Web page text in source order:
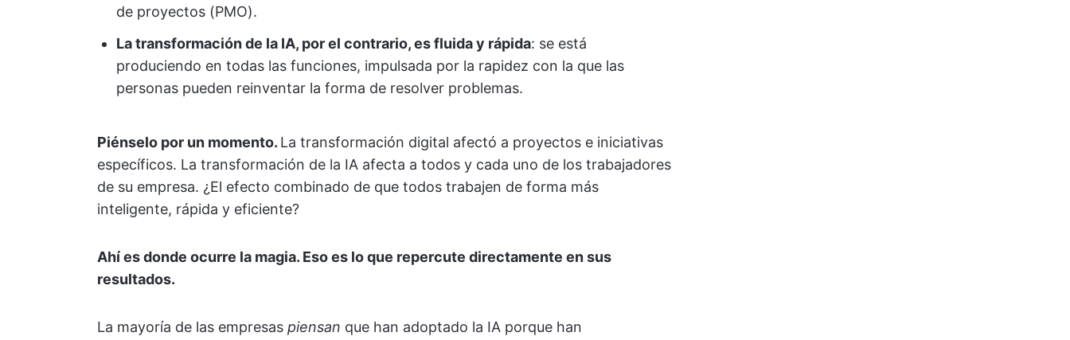
de proyectos (PMO).
La transformación de la IA, por el contrario, es fluida y rápida: se está
produciendo en todas las funciones, impulsada por la rapidez con la que las
personas pueden reinventar la forma de resolver problemas.
Piénselo por un momento. La transformación digital afectó a proyectos e iniciativas
específicos. La transformación de la IA afecta a todos y cada uno de los trabajadores
de su empresa. ¿El efecto combinado de que todos trabajen de forma más
inteligente, rápida y eficiente?
Ahí es donde ocurre la magia. Eso es lo que repercute directamente en sus
resultados.
La mayoría de las empresas piensan que han adoptado la IA porque han